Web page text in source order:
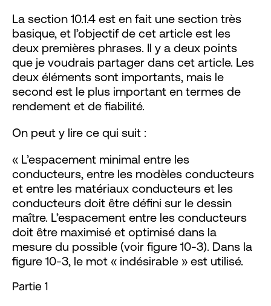
La section 10.1.4 est en fait une section très
basique, et l’objectif de cet article est les
deux premières phrases. Il y a deux points
que je voudrais partager dans cet article. Les
deux éléments sont importants, mais le
second est le plus important en termes de
rendement et de fiabilité.
On peut y lire ce qui suit :
« L’espacement minimal entre les
conducteurs, entre les modèles conducteurs
et entre les matériaux conducteurs et les
conducteurs doit être défini sur le dessin
maître. L’espacement entre les conducteurs
doit être maximisé et optimisé dans la
mesure du possible (voir figure 10-3). Dans la
figure 10-3, le mot « indésirable » est utilisé.
Partie 1